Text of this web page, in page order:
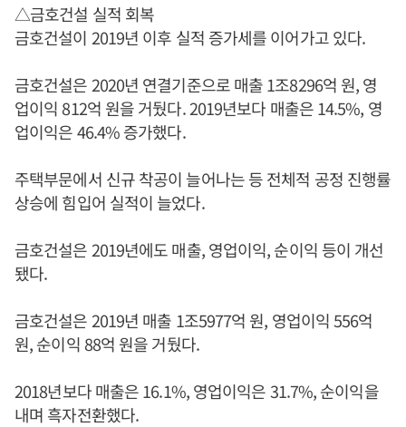
△금호건설 실적 회복
금호건설이 2019년 이후 실적 증가세를 이어가고 있다.
금호건설은 2020년 연결기준으로 매출 1조8296억 원, 영
업이익 812억 원을 거뒀다. 2019년보다 매출은 14.5%, 영
업이익은 46.4% 증가했다.
주택부문에서 신규 착공이 늘어나는 등 전체적 공정 진행률
상승에 힘입어 실적이 늘었다.
금호건설은 2019년에도 매출, 영업이익, 순이익 등이 개선
됐다.
금호건설은 2019년 매출 1조5977억 원, 영업이익 556억
원, 순이익 88억 원을 거뒀다.
2018년보다 매출은 16.1%, 영업이익은 31.7%, 순이익을
내며 흑자전환했다.